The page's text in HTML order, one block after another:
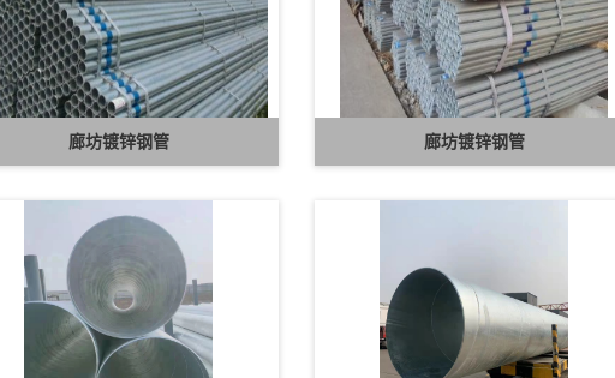
廊坊镀锌钢管 廊坊镀锌钢管